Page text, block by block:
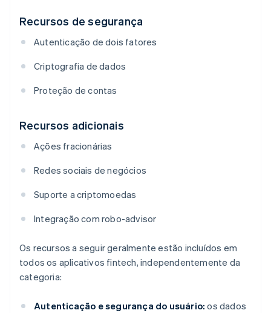
Recursos de segurança
Autenticação de dois fatores
Criptografia de dados
Proteção de contas
Recursos adicionais
Ações fracionárias
Redes sociais de negócios
Suporte a criptomoedas
Integração com robo-advisor
Os recursos a seguir geralmente estão incluídos em
todos os aplicativos fintech, independentemente da
categoria:
Autenticação e segurança do usuário: os dados